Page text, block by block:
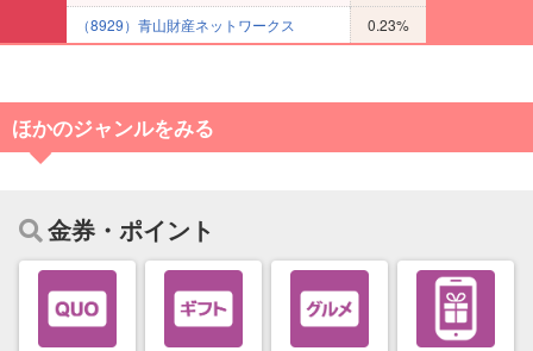
（8929）青山財産ネットワークス
0.23%
ほかのジャンルをみる
金券・ポイント